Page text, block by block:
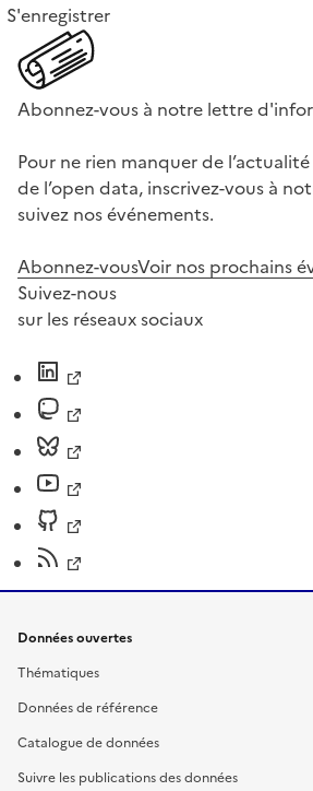
S'enregistrer
Abonnez-vous à notre lettre
Pour ne rien manquer de
de l’open data, inscrivez-vous à
suivez nos événements.
Abonnez-vousVoir nos prochains
Suivez-nous
sur les réseaux sociaux
Données ouvertes
Thématiques
Données de référence
Catalogue de données
Suivre les publications des données